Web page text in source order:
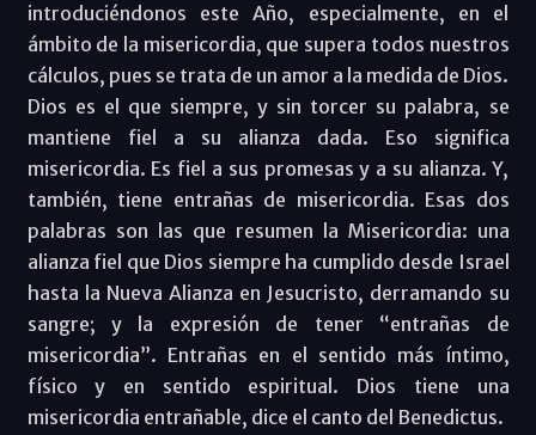
introduciéndonos este Año, especialmente, en el
ámbito de la misericordia, que supera todos nuestros
cálculos, pues se trata de un amor a la medida de Dios.
Dios es el que siempre, y sin torcer su palabra, se
mantiene fiel a su alianza dada. Eso significa
misericordia. Es fiel a sus promesas y a su alianza. Y,
también, tiene entrañas de misericordia. Esas dos
palabras son las que resumen la Misericordia: una
alianza fiel que Dios siempre ha cumplido desde Israel
hasta la Nueva Alianza en Jesucristo, derramando su
sangre; y la expresión de tener “entrañas de
misericordia”. Entrañas en el sentido más íntimo,
físico y en sentido espiritual. Dios tiene una
misericordia entrañable, dice el canto del Benedictus.